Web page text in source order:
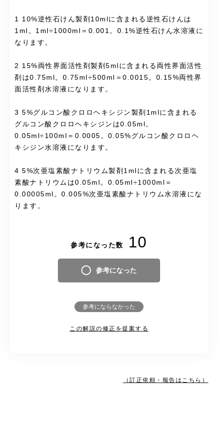
1 10%逆性石けん製剤10mlに含まれる逆性石けんは
1ml。1ml÷1000ml＝0.001。0.1%逆性石けん水溶液に
なります。
2 15%両性界面活性剤製剤5mlに含まれる両性界面活性
剤は0.75ml。0.75ml÷500ml＝0.0015。0.15%両性界
面活性剤水溶液になります。
3 5%グルコン酸クロロヘキシジン製剤1mlに含まれる
グルコン酸クロロヘキシジンは0.05ml。
0.05ml÷100ml＝0.0005。0.05%グルコン酸クロロヘ
キシジン水溶液になります。
4 5%次亜塩素酸ナトリウム製剤1mlに含まれる次亜塩
素酸ナトリウムは0.05ml。0.05ml÷1000ml＝
0.00005ml。0.005%次亜塩素酸ナトリウム水溶液にな
ります。
参考になった数 10
参考になった
参考にならなかった
この解説の修正を提案する
（訂正依頼・報告はこちら）